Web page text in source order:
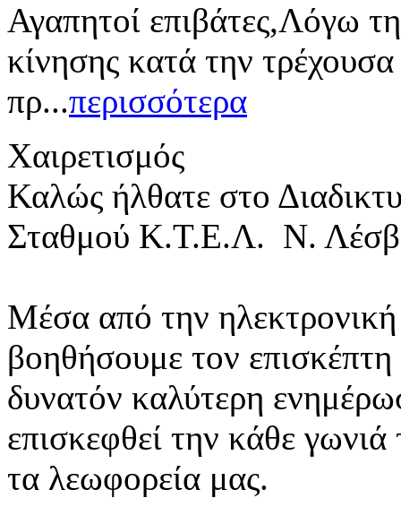
Αγαπητοί επιβάτες,Λόγω
κίνησης κατά την
πρ...περισσότερα
Χαιρετισμός
Καλώς ήλθατε στο
Σταθμού Κ.Τ.Ε.Λ. Ν.
Μέσα από την ηλεκτρονική
βοηθήσουμε τον
δυνατόν καλύτερη
επισκεφθεί την κάθε
τα λεωφορεία μας.